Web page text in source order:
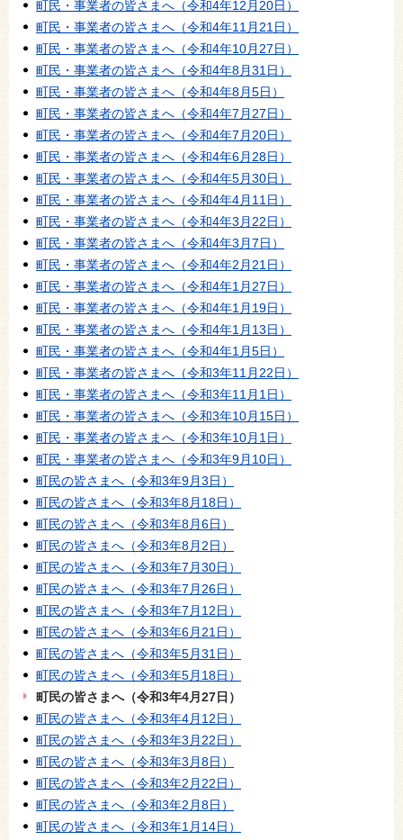
町民・事業者の皆さまへ（令和4年12月20日）
町民・事業者の皆さまへ（令和4年11月21日）
町民・事業者の皆さまへ（令和4年10月27日）
町民・事業者の皆さまへ（令和4年8月31日）
町民・事業者の皆さまへ（令和4年8月5日）
町民・事業者の皆さまへ（令和4年7月27日）
町民・事業者の皆さまへ（令和4年7月20日）
町民・事業者の皆さまへ（令和4年6月28日）
町民・事業者の皆さまへ（令和4年5月30日）
町民・事業者の皆さまへ（令和4年4月11日）
町民・事業者の皆さまへ（令和4年3月22日）
町民・事業者の皆さまへ（令和4年3月7日）
町民・事業者の皆さまへ（令和4年2月21日）
町民・事業者の皆さまへ（令和4年1月27日）
町民・事業者の皆さまへ（令和4年1月19日）
町民・事業者の皆さまへ（令和4年1月13日）
町民・事業者の皆さまへ（令和4年1月5日）
町民・事業者の皆さまへ（令和3年11月22日）
町民・事業者の皆さまへ（令和3年11月1日）
町民・事業者の皆さまへ（令和3年10月15日）
町民・事業者の皆さまへ（令和3年10月1日）
町民・事業者の皆さまへ（令和3年9月10日）
町民の皆さまへ（令和3年9月3日）
町民の皆さまへ（令和3年8月18日）
町民の皆さまへ（令和3年8月6日）
町民の皆さまへ（令和3年8月2日）
町民の皆さまへ（令和3年7月30日）
町民の皆さまへ（令和3年7月26日）
町民の皆さまへ（令和3年7月12日）
町民の皆さまへ（令和3年6月21日）
町民の皆さまへ（令和3年5月31日）
町民の皆さまへ（令和3年5月18日）
町民の皆さまへ（令和3年4月27日）
町民の皆さまへ（令和3年4月12日）
町民の皆さまへ（令和3年3月22日）
町民の皆さまへ（令和3年3月8日）
町民の皆さまへ（令和3年2月22日）
町民の皆さまへ（令和3年2月8日）
町民の皆さまへ（令和3年1月14日）